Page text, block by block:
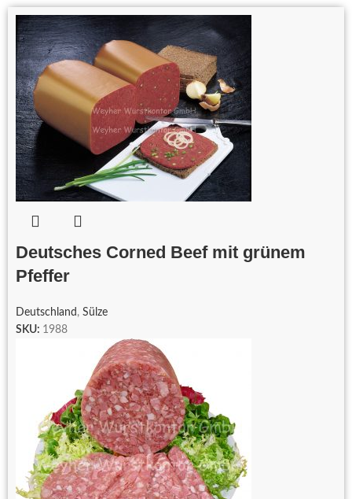
Deutsches Corned Beef mit grünem
Pfeffer
Deutschland , Sülze
SKU: 1988